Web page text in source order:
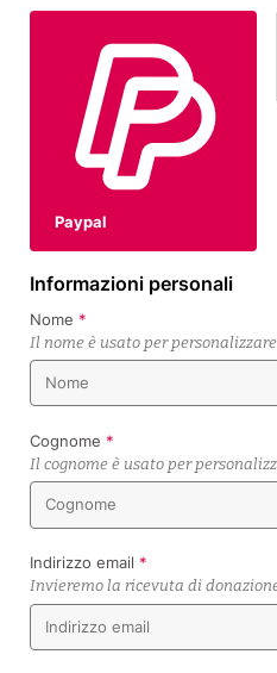
Paypal
Informazioni personali
Nome *
Cognome *
Indirizzo email *